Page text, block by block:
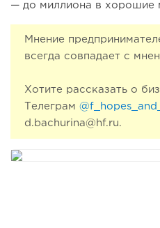
— до миллиона в хорошие
Мнение
всегда совпадает с
Хотите рассказать о
Телеграм
d.bachurina@hf.ru.